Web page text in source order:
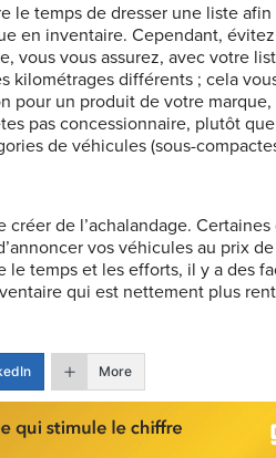
temps de dresser une liste afin
en inventaire. Cependant,
vous vous assurez, avec votre
kilométrages différents ; cela
un produit de votre marque,
pas concessionnaire, plutôt
de véhicules (sous-
de l’achalandage.
vos véhicules au prix
temps et les efforts, il y a des
qui est nettement plus
More